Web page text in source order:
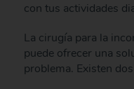
con tus actividades
La cirugía para la
puede ofrecer una
problema. Existen